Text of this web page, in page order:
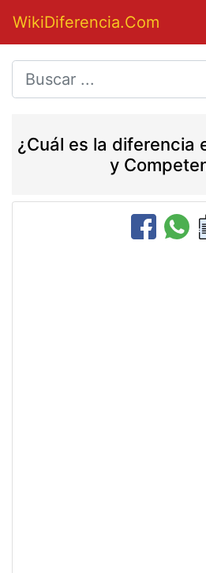
WikiDiferencia.Com
¿Cuál es la diferencia
y